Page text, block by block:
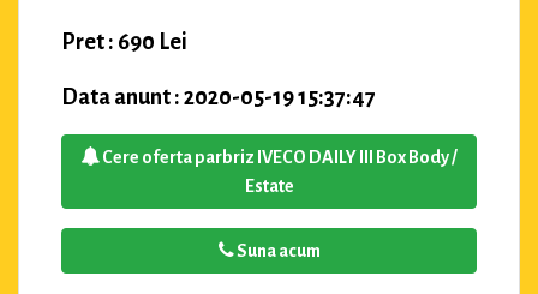
Pret : 690 Lei
Data anunt : 2020-05-19 15:37:47
Cere oferta parbriz IVECO DAILY III Box Body /
Estate
Suna acum